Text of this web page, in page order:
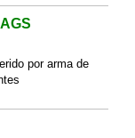
por arma de